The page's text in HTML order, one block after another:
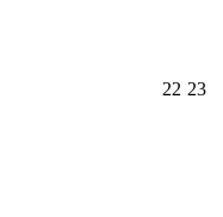
22 23